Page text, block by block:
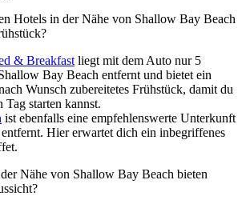
Hotels in der Nähe von Shallow Bay Beach
& Breakfast liegt mit dem Auto nur 5
Bay Beach entfernt und bietet ein
Wunsch zubereitetes Frühstück, damit du
Tag starten kannst.
ist ebenfalls eine empfehlenswerte Unterkunft
Hier erwartet dich ein inbegriffenes
Nähe von Shallow Bay Beach bieten